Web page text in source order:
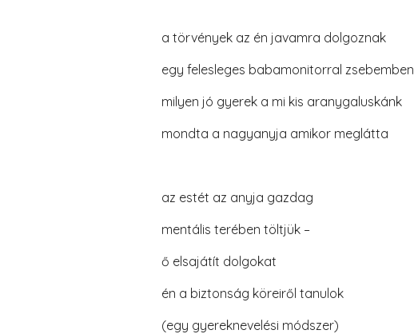
a törvények az én javamra dolgoznak
egy felesleges babamonitorral zsebemben
milyen jó gyerek a mi kis aranygaluskánk
mondta a nagyanyja amikor meglátta
az estét az anyja gazdag
mentális terében töltjük –
ő elsajátít dolgokat
én a biztonság köreiről tanulok
(egy gyereknevelési módszer)